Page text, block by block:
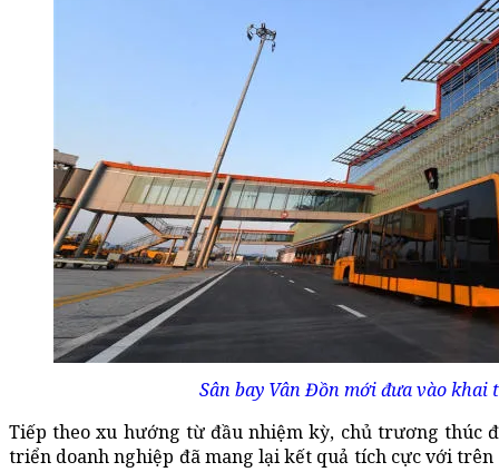
Sân bay Vân Đồn mới đưa vào khai
Tiếp theo xu hướng từ đầu nhiệm kỳ, chủ trương thúc
triển doanh nghiệp đã mang lại kết quả tích cực với